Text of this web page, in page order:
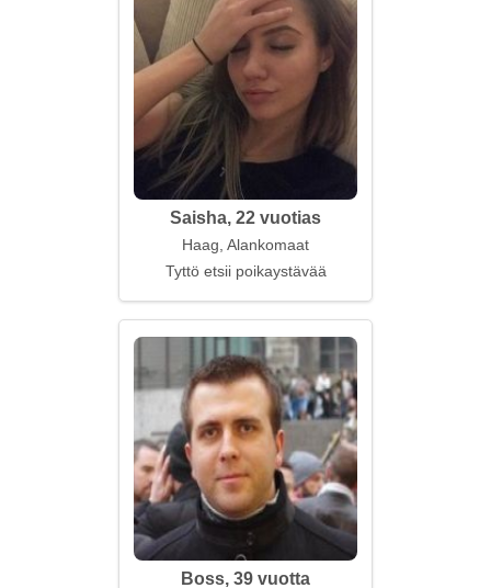
Saisha, 22 vuotias
Haag, Alankomaat
Tyttö etsii poikaystävää
Boss, 39 vuotta